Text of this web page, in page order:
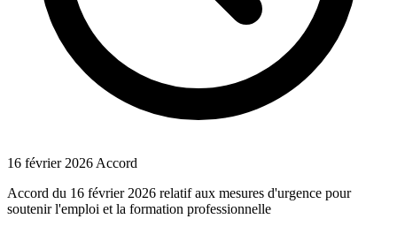
16 février 2026 Accord
Accord du 16 février 2026 relatif aux mesures d'urgence pour
soutenir l'emploi et la formation professionnelle